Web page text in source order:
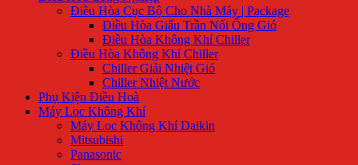
Điều Hòa Cục Bộ Cho Nhà Máy | Package
Điều Hòa Giấu Trần Nối Ống Gió
Điều Hòa Không Khí Chiller
Điều Hòa Không Khí Chiller
Chiller Giải Nhiệt Gió
Chiller Nhiệt Nước
Phụ Kiện Điều Hoà
Máy Lọc Không Khí
Máy Lọc Không Khí Daikin
Mitsubishi
Panasonic